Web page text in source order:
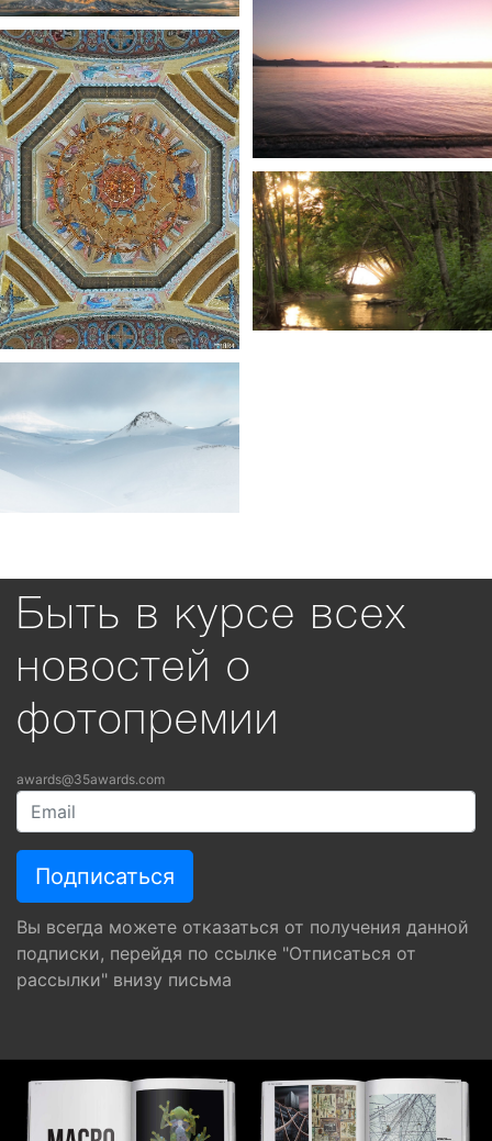
Быть в курсе всех
новостей о
фотопремии
awards@35awards.com
Вы всегда можете отказаться от получения данной
подписки, перейдя по ссылке "Отписаться от
рассылки" внизу письма